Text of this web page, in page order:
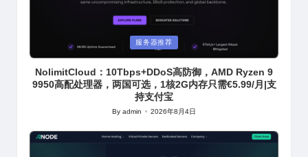
Posted
in
服务器推荐
NolimitCloud：10Tbps+DDoS高防御，AMD Ryzen 9
9950高配处理器，两国可选，1核2G内存只需€5.99/月|支
持支付宝
Posted
Byadmin 2026年8月4日